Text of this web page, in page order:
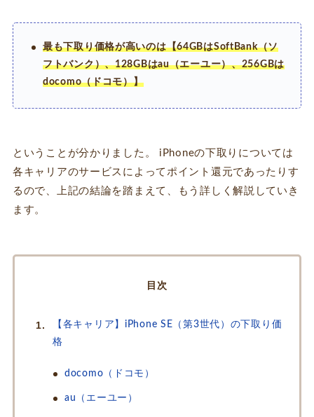
最も下取り価格が高いのは【64GBはSoftBank（ソ
フトバンク）、128GBはau（エーユー）、256GBは
docomo（ドコモ）】
ということが分かりました。 iPhoneの下取りについては
各キャリアのサービスによってポイント還元であったりす
るので、上記の結論を踏まえて、もう詳しく解説していき
ます。
目次
【各キャリア】iPhone SE（第3世代）の下取り価
格
docomo（ドコモ）
au（エーユー）